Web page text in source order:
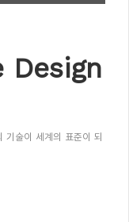
Design
기술이 세계의 표준이 되